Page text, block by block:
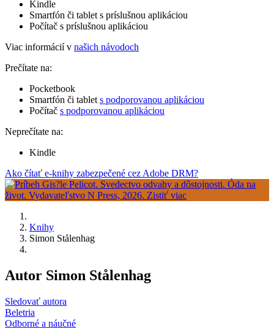
Kindle
Smartfón či tablet s príslušnou aplikáciou
Počítač s príslušnou aplikáciou
Viac informácií v našich návodoch
Prečítate na:
Pocketbook
Smartfón či tablet s podporovanou aplikáciou
Počítač s podporovanou aplikáciou
Neprečítate na:
Kindle
Ako čítať e-knihy zabezpečené cez Adobe DRM?
Knihy
Simon Stålenhag
Autor Simon Stålenhag
Sledovať autora
Beletria
Odborné a náučné